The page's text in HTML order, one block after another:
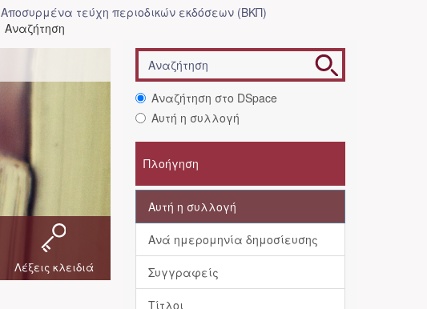
Αποσυρμένα τεύχη περιοδικών εκδόσεων (ΒΚΠ)
Αναζήτηση
Λέξεις κλειδιά
Αναζήτηση στο DSpace
Αυτή η συλλογή
Πλοήγηση
Αυτή η συλλογή
Ανά ημερομηνία δημοσίευσης
Συγγραφείς
Τίτλοι